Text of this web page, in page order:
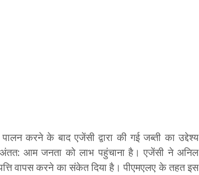
करने के बाद एजेंसी द्वारा की गई जब्ती का उद्देश्य
आम जनता को लाभ पहुंचाना है। एजेंसी ने अनिल
वापस करने का संकेत दिया है। पीएमएलए के तहत इस